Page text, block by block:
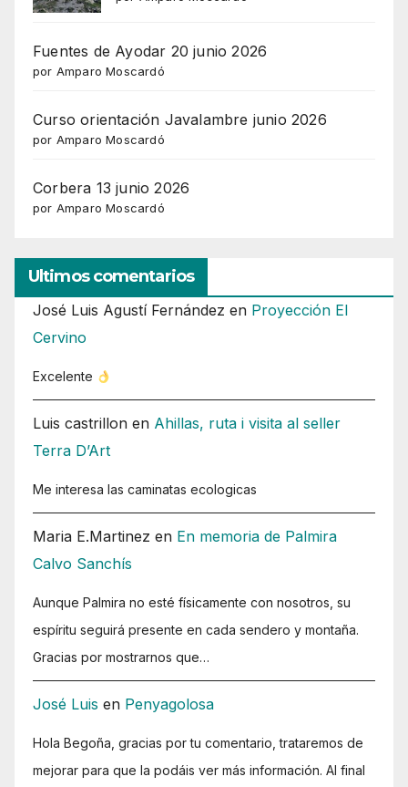
Fuentes de Ayodar 20 junio 2026
por Amparo Moscardó
Curso orientación Javalambre junio 2026
por Amparo Moscardó
Corbera 13 junio 2026
por Amparo Moscardó
Ultimos comentarios
José Luis Agustí Fernández en Proyección El
Cervino
Excelente
Luis castrillon en Ahillas, ruta i visita al seller
Terra D’Art
Me interesa las caminatas ecologicas
Maria E.Martinez en En memoria de Palmira
Calvo Sanchís
Aunque Palmira no esté físicamente con nosotros, su
espíritu seguirá presente en cada sendero y montaña.
Gracias por mostrarnos que…
José Luis en Penyagolosa
Hola Begoña, gracias por tu comentario, trataremos de
mejorar para que la podáis ver más información. Al final